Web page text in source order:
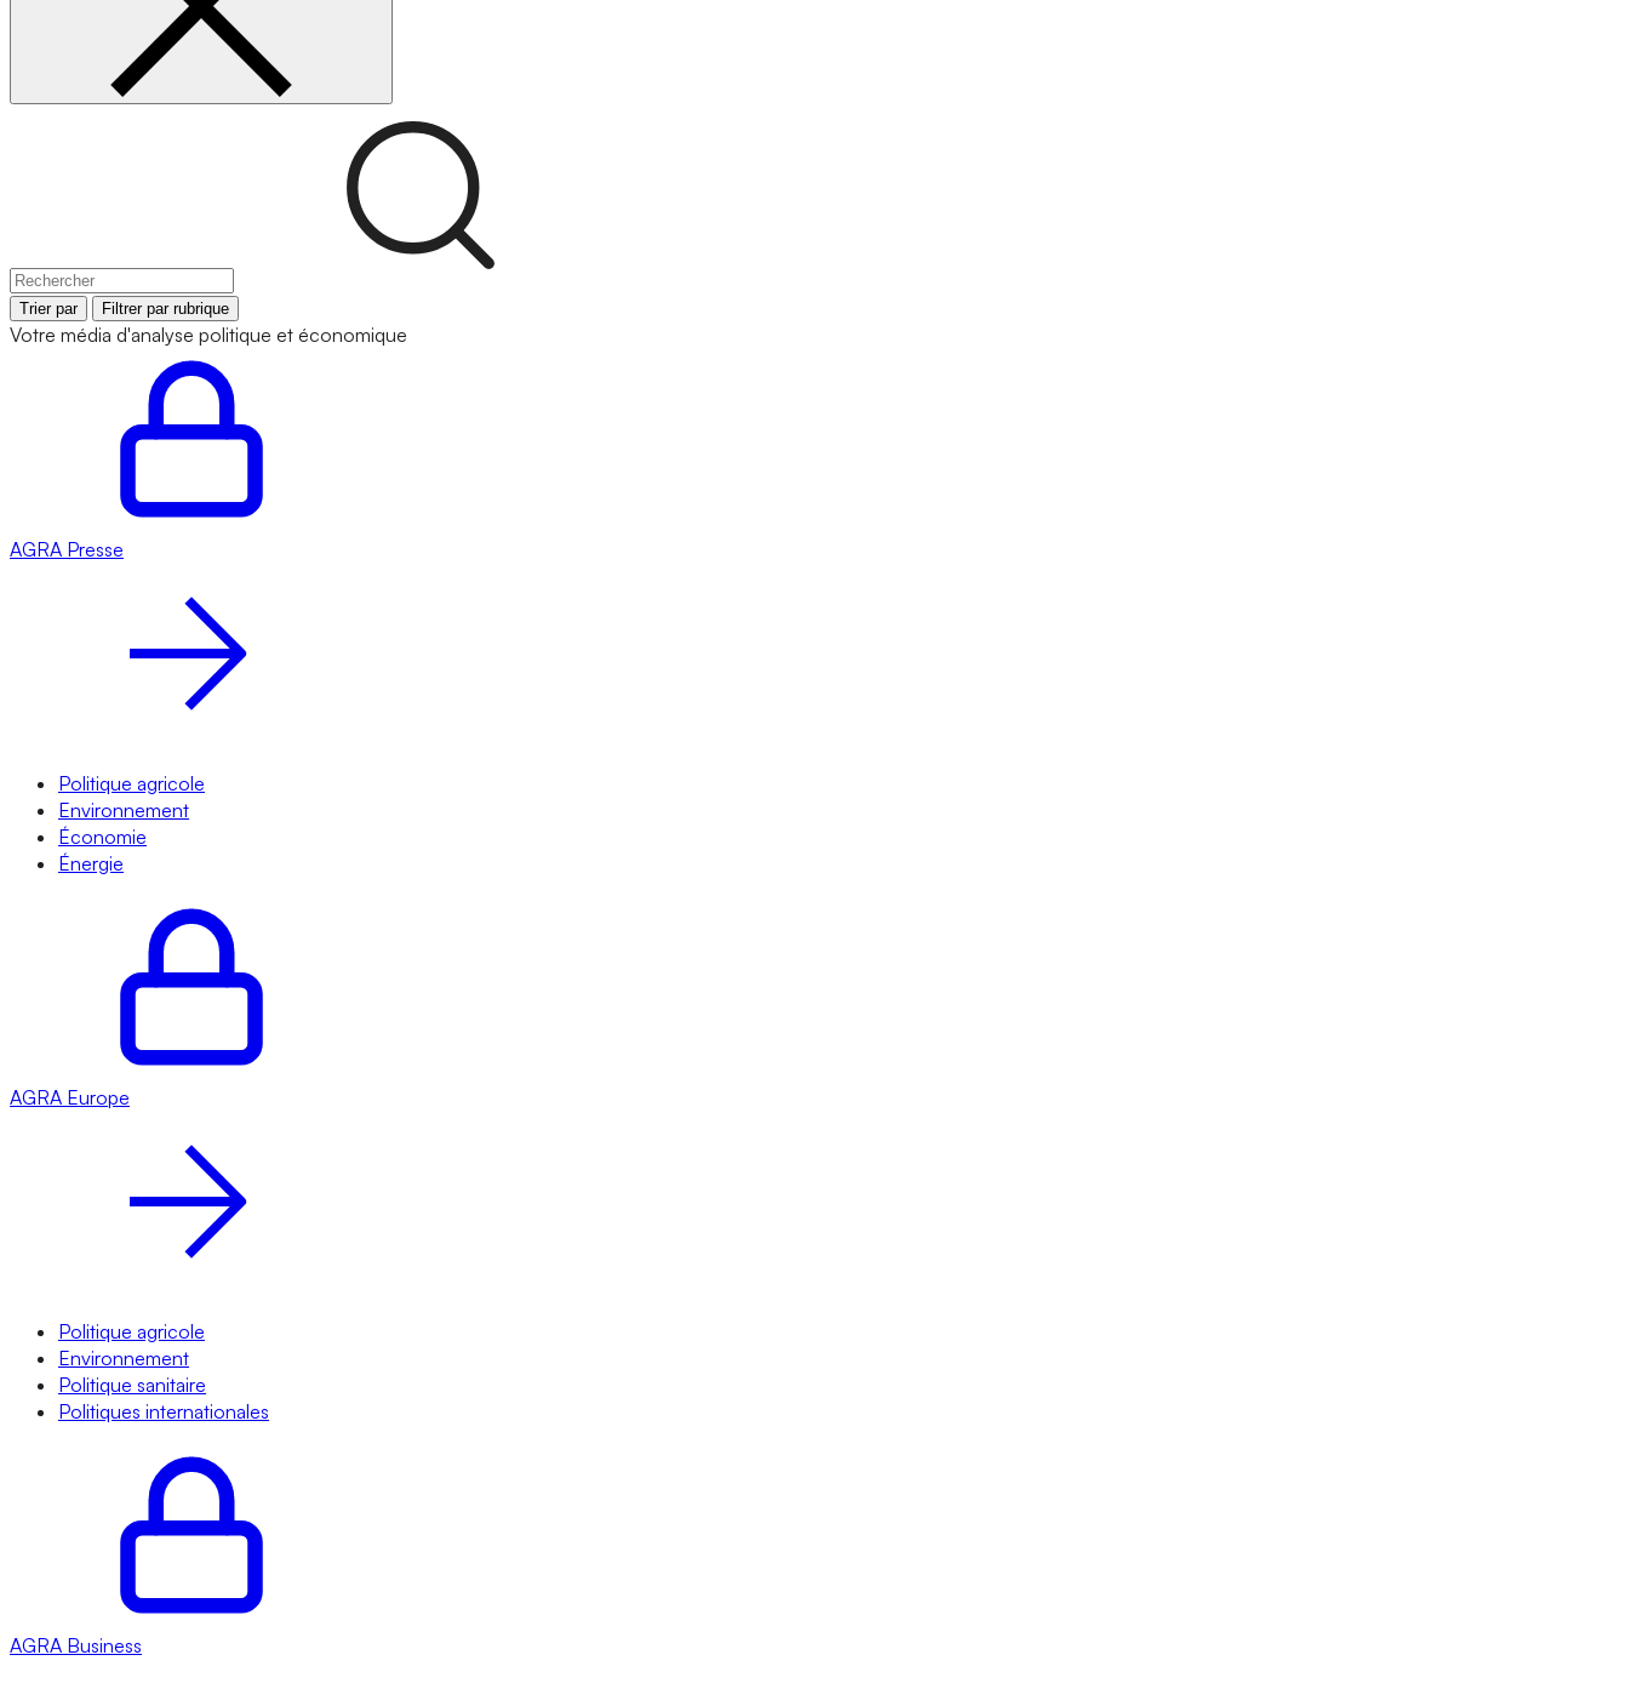
Trier par Filtrer par rubrique
Votre média d'analyse politique et économique
AGRA Presse
Politique agricole
Environnement
Économie
Énergie
AGRA Europe
Politique agricole
Environnement
Politique sanitaire
Politiques internationales
AGRA Business